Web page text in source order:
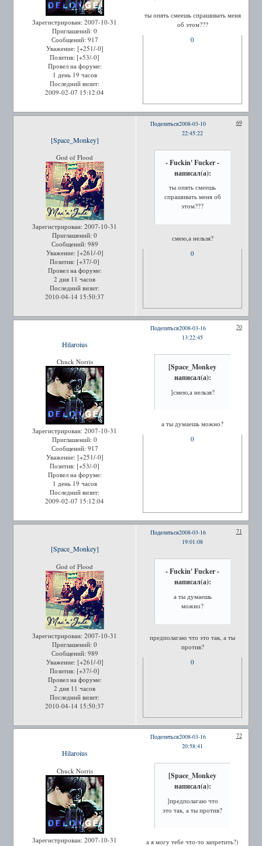
Зарегистрирован: 2007-10-31
Приглашений: 0
Сообщений: 917
Уважение: [+251/-0]
Позитив: [+53/-0]
Провел на форуме:
1 день 19 часов
Последний визит:
2009-02-07 15:12:04
ты опять смеешь спрашивать меня
об этом???
0
Поделиться 69
2008-03-10
22:45:22
[Space_Monkey]
God of Flood
Зарегистрирован: 2007-10-31
Приглашений: 0
Сообщений: 989
Уважение: [+261/-0]
Позитив: [+37/-0]
Провел на форуме:
2 дня 11 часов
Последний визит:
2010-04-14 15:50:37
- Fuckin' Fucker -
написал(а):
ты опять смеешь
спрашивать меня об
этом???
смею,а нельзя?
0
Поделиться 70
2008-03-16
13:22:45
Hilaroius
Chuck Norris
Зарегистрирован: 2007-10-31
Приглашений: 0
Сообщений: 917
Уважение: [+251/-0]
Позитив: [+53/-0]
Провел на форуме:
1 день 19 часов
Последний визит:
2009-02-07 15:12:04
[Space_Monkey
написал(а):
]смею,а нельзя?
а ты думаешь можно?
0
Поделиться 71
2008-03-16
19:01:08
[Space_Monkey]
God of Flood
Зарегистрирован: 2007-10-31
Приглашений: 0
Сообщений: 989
Уважение: [+261/-0]
Позитив: [+37/-0]
Провел на форуме:
2 дня 11 часов
Последний визит:
2010-04-14 15:50:37
- Fuckin' Fucker -
написал(а):
а ты думаешь
можно?
предполагаю что это так, а ты
против?
0
Поделиться 72
2008-03-16
20:58:41
Hilaroius
Chuck Norris
Зарегистрирован: 2007-10-31
[Space_Monkey
написал(а):
]предполагаю что
это так, а ты против?
а я могу тебе что-то запретить?)